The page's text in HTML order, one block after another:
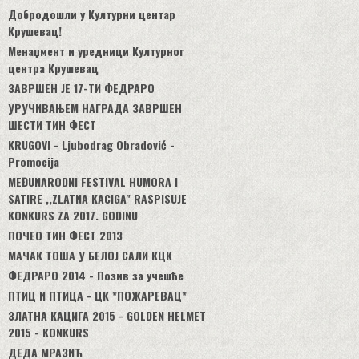
Добродошли у Културни центар
Крушевац!
Менаџмент и уредници Културног
центра Крушевац
ЗАВРШЕН ЈЕ 17-ТИ ФЕДРАРО
УРУЧИВАЊЕМ НАГРАДА ЗАВРШЕН
ШЕСТИ ТИН ФЕСТ
KRUGOVI - Ljubodrag Obradović -
Promocija
MEĐUNARODNI FESTIVAL HUMORA I
SATIRE ,,ZLATNA KACIGA" RASPISUJE
KONKURS ZA 2017. GODINU
ПОЧЕО ТИН ФЕСТ 2013
МАЧАК ТОША У БЕЛОЈ САЛИ КЦК
ФЕДРАРО 2014 - Позив за учешће
ПТИЦ И ПТИЦА - ЦК *ПОЖАРЕВАЦ*
ЗЛАТНА КАЦИГА 2015 - GOLDEN HELMET
2015 - KONKURS
ДЕДА МРАЗИЋ